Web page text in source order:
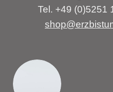
Tel. +49 (0)5251